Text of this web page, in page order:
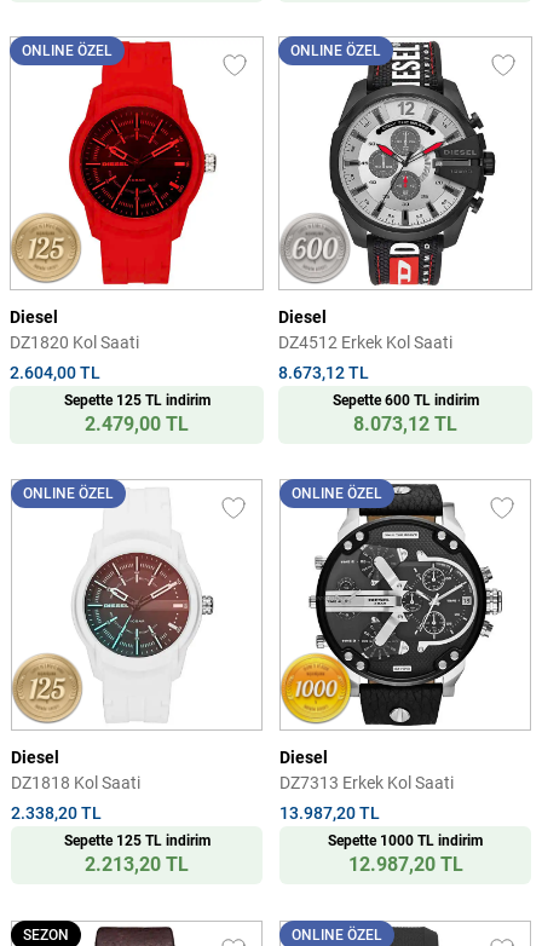
ONLINE ÖZEL
Diesel
DZ1820 Kol Saati
2.604,00 TL
Sepette 125 TL indirim
2.479,00 TL
ONLINE ÖZEL
Diesel
DZ4512 Erkek Kol Saati
8.673,12 TL
Sepette 600 TL indirim
8.073,12 TL
ONLINE ÖZEL
Diesel
DZ1818 Kol Saati
2.338,20 TL
Sepette 125 TL indirim
2.213,20 TL
ONLINE ÖZEL
Diesel
DZ7313 Erkek Kol Saati
13.987,20 TL
Sepette 1000 TL indirim
12.987,20 TL
SEZON ONLINE ÖZEL